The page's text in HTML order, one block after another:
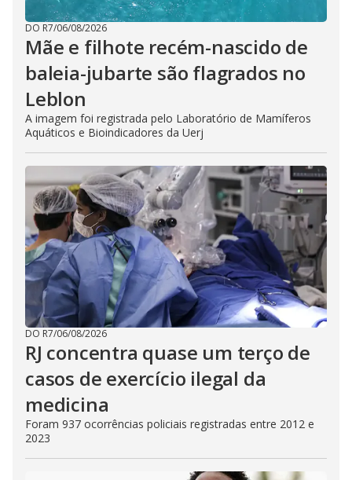
DO R7/06/08/2026
Mãe e filhote recém-nascido de
baleia-jubarte são flagrados no
Leblon
A imagem foi registrada pelo Laboratório de Mamíferos
Aquáticos e Bioindicadores da Uerj
DO R7/06/08/2026
RJ concentra quase um terço de
casos de exercício ilegal da
medicina
Foram 937 ocorrências policiais registradas entre 2012 e
2023